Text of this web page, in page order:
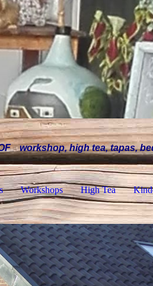
workshop, high tea, tapas,
Workshops High Tea